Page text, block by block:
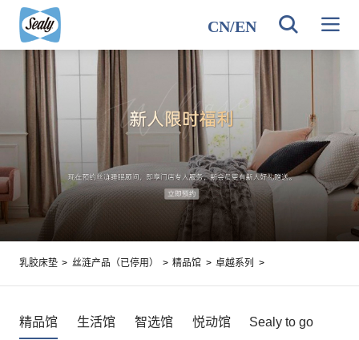
CN/EN
乳胶床垫 > 丝涟产品（已停用） > 精品馆 > 卓越系列 >
精品馆 生活馆 智选馆 悦动馆 Sealy to go